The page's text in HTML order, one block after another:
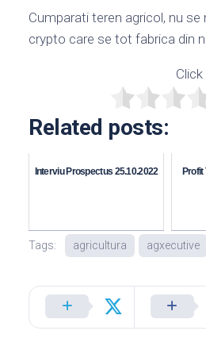
Cumparati teren agricol, nu
crypto care se tot fabrica din
Related posts:
Interviu Prospectus 25.10.2022
Profit
Tags: agricultura agxecutive